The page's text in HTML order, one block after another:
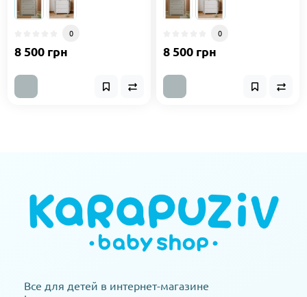
0
8 500 грн
0
8 500 грн
Все для детей в интернет-магазине